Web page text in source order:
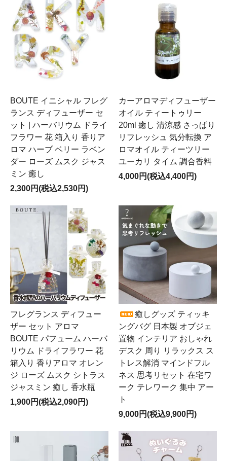
BOUTE イニシャル フレグ
ランス ディフューザー セ
ット | ハーバリウム ドライ
フラワー 花 箱入り 香りア
ロマ ハーブ ベリー ラベン
ダー ローズ ムスク ジャス
ミン 癒し
2,300円(税込2,530円)
カーアロマディフューザー
オイル ティートゥリー
20ml 癒し 清涼感 さっぱり
リフレッシュ 気分転換 ア
ロマオイル ティーツリー
ユーカリ タイム 調合香料
4,000円(税込4,400円)
フレグランス ディフュー
ザー セット アロマ
BOUTE パフューム ハーバ
リウム ドライフラワー 花
箱入り 香りアロマ オレン
ジ ローズ ムスク シトラス
ジャスミン 癒し 香水瓶
1,900円(税込2,090円)
癒しグッズ ティッキ
ングバグ 日本製 オブジェ
置物 インテリア おしゃれ
デスク 周り リラックス ス
トレス解消 マインドフル
ネス 思考リセット 在宅ワ
ーク テレワーク 集中 アー
ト
9,000円(税込9,900円)